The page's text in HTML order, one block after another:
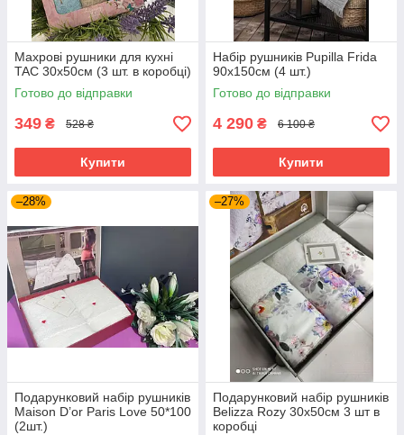
Махрові рушники для кухні
TAC 30х50см (3 шт. в коробці)
Готово до відправки
349 ₴ 528 ₴
Купити
Набір рушників Pupilla Frida
90х150см (4 шт.)
Готово до відправки
4 290 ₴ 6 100 ₴
Купити
–28%
Подарунковий набір рушників
Maison D’or Paris Love 50*100
(2шт.)
–27%
Подарунковий набір рушників
Belizza Rozy 30х50см 3 шт в
коробці